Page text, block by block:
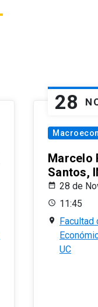
28
Marcelo
Santos,
28 de
11:45
Facultad
UC